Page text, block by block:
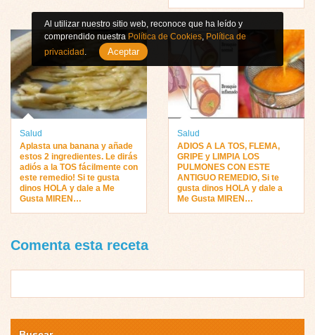
Salud
Aplasta una banana y añade
estos 2 ingredientes. Le dirás
adiós a la TOS fácilmente con
este remedio! Si te gusta
dinos HOLA y dale a Me
Gusta MIREN…
Salud
ADIOS A LA TOS, FLEMA,
GRIPE y LIMPIA LOS
PULMONES CON ESTE
ANTIGUO REMEDIO, Si te
gusta dinos HOLA y dale a
Me Gusta MIREN…
Comenta esta receta
Al utilizar nuestro sitio web, reconoce que ha leído y
comprendido nuestra Política de Cookies, Política de
privacidad . Aceptar